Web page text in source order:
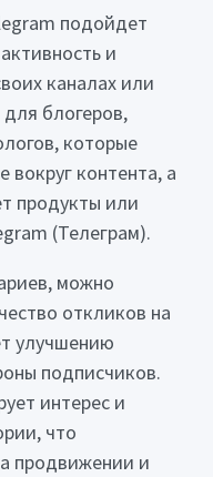
подойдет
и
каналах или
для блогеров,
которые
контента, а
продукты или
(Телеграм).
можно
откликов на
улучшению
подписчиков.
интерес и
что
продвижении и